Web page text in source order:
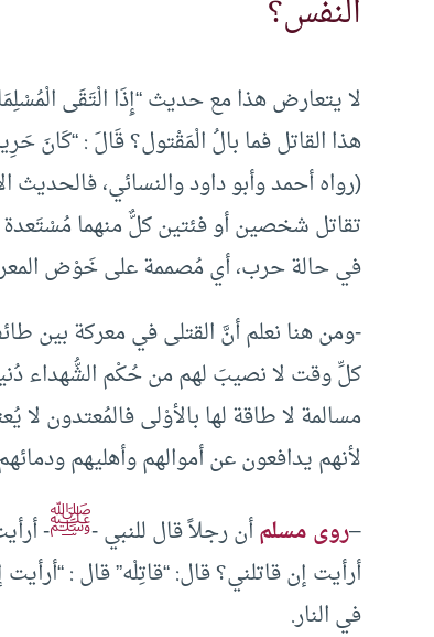
النفس؟
لا يتعارض هذا مع حديث “إِذَا الْتَقَى
هذا القاتل فما بالُ الْمَقْتول؟ قَالَ : “كَانَ
(رواه أحمد وأبو داود والنسائي،
تقاتل شخصين أو فئتين كلٌّ منهما مُسْتَعدة
في حالة حرب، أي مُصممة على خَوْض
-ومن هنا نعلم أنَّ القتلى في معركة بين
كلِّ وقت لا نصيبَ لهم من حُكْم الشُّهداء
مسالمة لا طاقة لها بالأوْلى فالمُعتدون لا
لأنهم يدافعون عن أموالهم وأهليهم
–روى مسلمأن رجلاً قال للنبي -ﷺ-
أرأيت إن قاتلني؟ قال: “قاتِلْه” قال :
في النار.